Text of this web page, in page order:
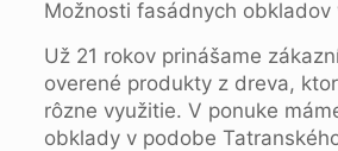
Možnosti fasádnych obkladov
Už 21 rokov prinášame
overené produkty z dreva,
rôzne využitie. V ponuke
obklady v podobe